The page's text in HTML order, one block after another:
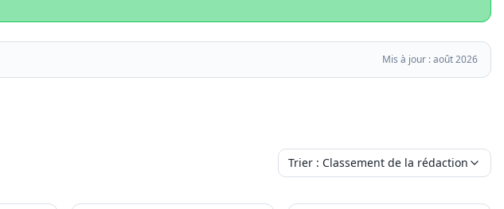
Mis à jour :août 2026
Trier : Classement de la rédaction